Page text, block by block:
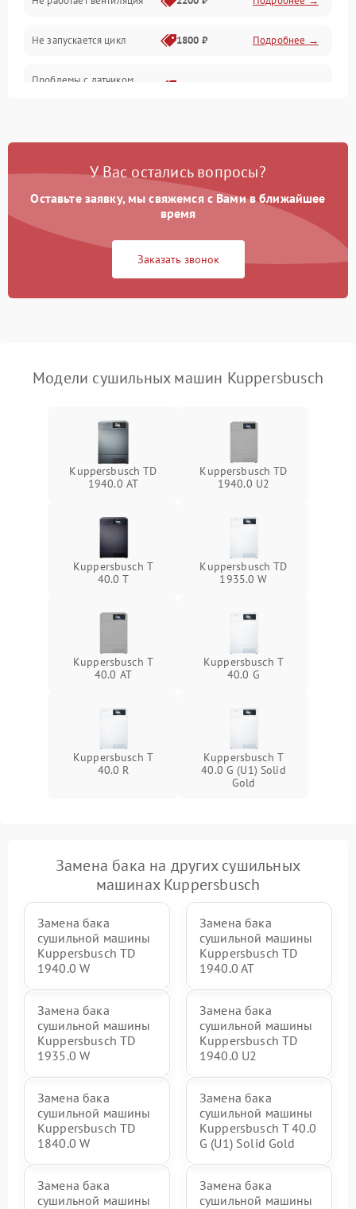
Безопасность
Не запускается цикл 1800 ₽ Подробнее →
Проблемы с датчиком
Проблемы с блоком
1800 ₽ Подробнее →
Не завершает программу Подробнее →
1500 ₽ Подробнее →
У Вас остались вопросы?
Оставьте заявку, мы свяжемся с Вами в ближайшее
время
Заказать звонок
Модели сушильных машин Kuppersbusch
Kuppersbusch TD
1940.0 AT
Kuppersbusch TD
1940.0 U2
Kuppersbusch T
40.0 T
Kuppersbusch TD
1935.0 W
Kuppersbusch T
40.0 AT
Kuppersbusch T
40.0 G
Kuppersbusch T
40.0 R
Kuppersbusch T
40.0 G (U1) Solid
Gold
Замена бака на других сушильных
машинах Kuppersbusch
Замена бака
сушильной машины
Kuppersbusch TD
1940.0 W
Замена бака
сушильной машины
Kuppersbusch TD
1940.0 AT
Замена бака
сушильной машины
Kuppersbusch TD
1935.0 W
Замена бака
сушильной машины
Kuppersbusch TD
1940.0 U2
Замена бака
сушильной машины
Kuppersbusch TD
1840.0 W
Замена бака
сушильной машины
Kuppersbusch T 40.0
G (U1) Solid Gold
Замена бака
сушильной машины
Замена бака
сушильной машины